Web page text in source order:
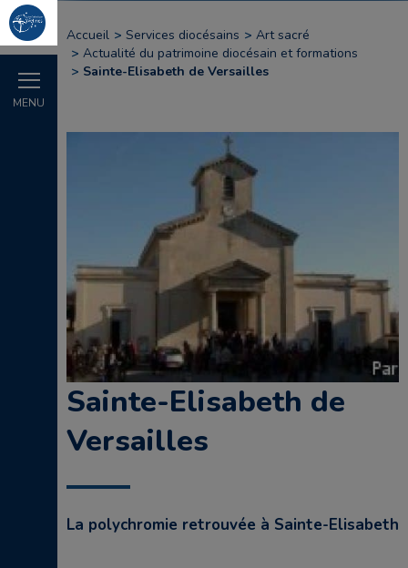
MENU
Accueil Services diocésains
Art sacré
Actualité du patrimoine diocésain et formations
Sainte-Elisabeth de Versailles
Sainte-Elisabeth de
Versailles
La polychromie retrouvée à Sainte-Elisabeth